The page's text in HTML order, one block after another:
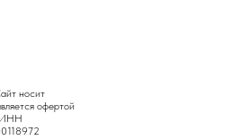
носит
офертой
ИНН